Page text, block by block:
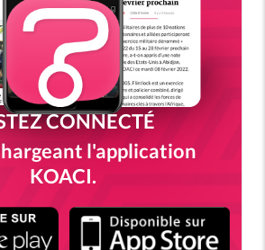
CONNECTÉ
l'application
KOACI.